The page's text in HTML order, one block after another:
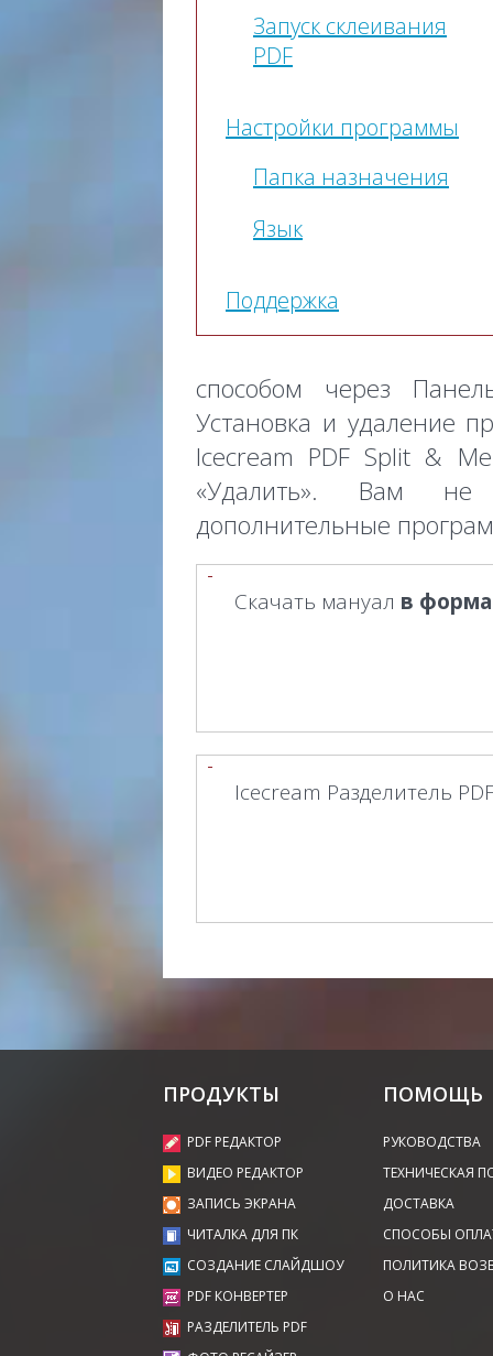
Запуск склеивания
PDF
Настройки программы
Папка назначения
Язык
Поддержка
способом через
Установка и удаление
Icecream PDF Split &
«Удалить». Вам не
дополнительные
Скачать мануал в
Icecream Разделитель
ПРОДУКТЫ
PDF РЕДАКТОР
ВИДЕО РЕДАКТОР
ЗАПИСЬ ЭКРАНА
ЧИТАЛКА ДЛЯ ПК
СОЗДАНИЕ СЛАЙДШОУ
PDF КОНВЕРТЕР
РАЗДЕЛИТЕЛЬ PDF
ПОМОЩЬ
РУКОВОДСТВА
ТЕХНИЧЕСКАЯ
ДОСТАВКА
СПОСОБЫ
ПОЛИТИКА
О НАС